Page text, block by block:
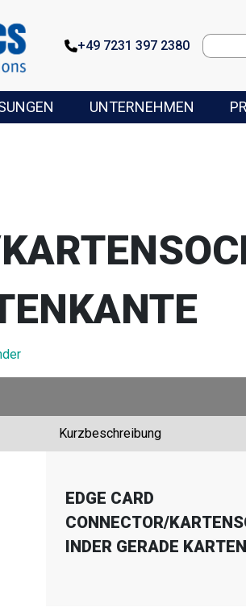
+49 7231 397 2380
UNTERNEHMEN
Kurzbeschreibung
EDGE CARD
CONNECTOR/
INDER GERADE